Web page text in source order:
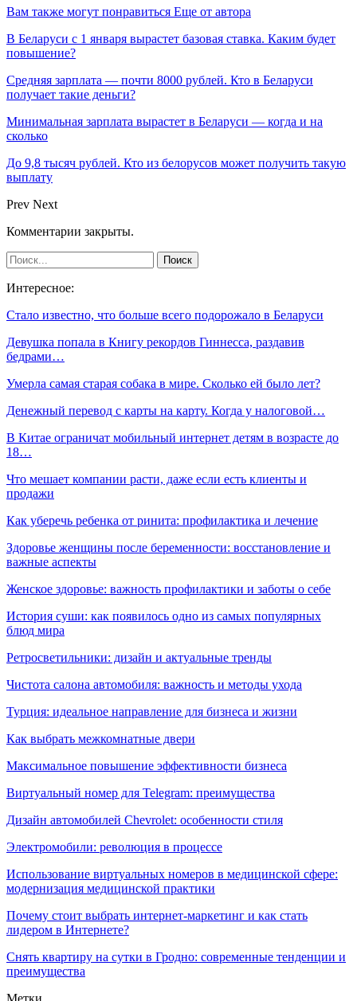
Вам также могут понравиться Еще от автора
В Беларуси с 1 января вырастет базовая ставка. Каким будет
повышение?
Средняя зарплата — почти 8000 рублей. Кто в Беларуси
получает такие деньги?
Минимальная зарплата вырастет в Беларуси — когда и на
сколько
До 9,8 тысяч рублей. Кто из белорусов может получить такую
выплату
Prev Next
Комментарии закрыты.
Интересное:
Стало известно, что больше всего подорожало в Беларуси
Девушка попала в Книгу рекордов Гиннесса, раздавив
бедрами…
Умерла самая старая собака в мире. Сколько ей было лет?
Денежный перевод с карты на карту. Когда у налоговой…
В Китае ограничат мобильный интернет детям в возрасте до
18…
Что мешает компании расти, даже если есть клиенты и
продажи
Как уберечь ребенка от ринита: профилактика и лечение
Здоровье женщины после беременности: восстановление и
важные аспекты
Женское здоровье: важность профилактики и заботы о себе
История суши: как появилось одно из самых популярных
блюд мира
Ретросветильники: дизайн и актуальные тренды
Чистота салона автомобиля: важность и методы ухода
Турция: идеальное направление для бизнеса и жизни
Как выбрать межкомнатные двери
Максимальное повышение эффективности бизнеса
Виртуальный номер для Telegram: преимущества
Дизайн автомобилей Chevrolet: особенности стиля
Электромобили: революция в процессе
Использование виртуальных номеров в медицинской сфере:
модернизация медицинской практики
Почему стоит выбрать интернет-маркетинг и как стать
лидером в Интернете?
Снять квартиру на сутки в Гродно: современные тенденции и
преимущества
Метки